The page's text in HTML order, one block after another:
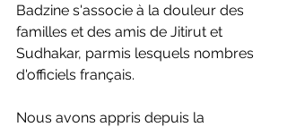
Badzine s'associe à la douleur des
familles et des amis de Jitirut et
Sudhakar, parmis lesquels nombres
d'officiels français.
Nous avons appris depuis la